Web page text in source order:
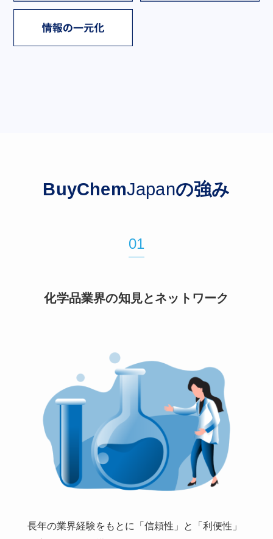
BuyChemJapanの強み
01
化学品業界の知見とネットワーク
長年の業界経験をもとに「信頼性」と「利便性」